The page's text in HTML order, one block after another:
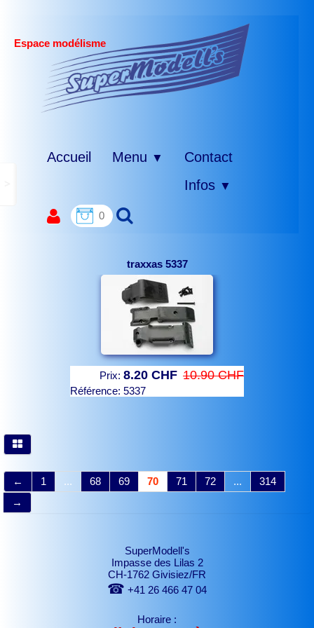
Espace modélisme
Accueil Menu ▼
Contact
Infos ▼
0
traxxas 5337
Prix: 8.20 CHF 10.90 CHF
Référence: 5337
← 1 ... 68 69 70 71 72 ...
314
→
SuperModell's
Impasse des Lilas 2
CH-1762 Givisiez/FR
☎ +41 26 466 47 04
Horaire :